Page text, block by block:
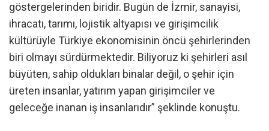
göstergelerinden biridir. Bugün de İzmir, sanayisi,
ihracatı, tarımı, lojistik altyapısı ve girişimcilik
kültürüyle Türkiye ekonomisinin öncü şehirlerinden
biri olmayı sürdürmektedir. Biliyoruz ki şehirleri asıl
büyüten, sahip oldukları binalar değil, o şehir için
üreten insanlar, yatırım yapan girişimciler ve
geleceğe inanan iş insanlarıdır” şeklinde konuştu.